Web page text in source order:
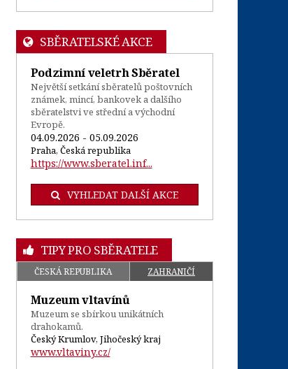
SBĚRATELSKÉ AKCE
Podzimní veletrh Sběratel
Největší setkání sběratelů poštovních
známek, mincí, bankovek a dalšího
sběratelstvi ve střední a východní
Evropě.
04.09.2026 - 05.09.2026
Praha, Česká republika
https://www.sberatel.inf...
VYHLEDAT DALŠÍ AKCE
TIPY PRO SBĚRATELE
ČESKÁ REPUBLIKA ZAHRANIČÍ
Muzeum vltavínů
Muzeum se sbírkou unikátních
drahokamů.
Český Krumlov, Jihočeský kraj
www.vltaviny.cz/